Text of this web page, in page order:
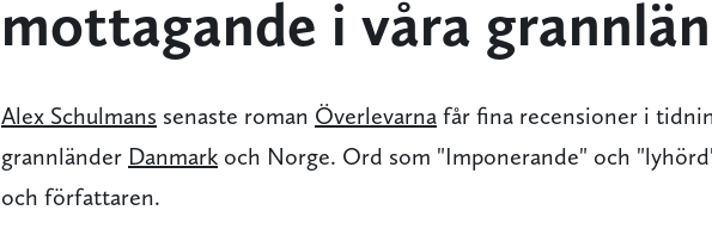
mottagande i våra
Alex Schulmans senaste roman Överlevarna får fina recensioner i
grannländer Danmark och Norge. Ord som "Imponerande" och
och författaren.